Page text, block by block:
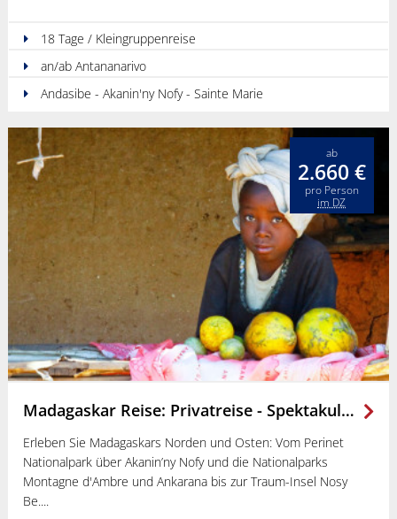
18 Tage / Kleingruppenreise
an/ab Antananarivo
Andasibe - Akanin'ny Nofy - Sainte Marie
Madagaskar Reise: Privatreise - Spektakuläre Nationalparks & Erholung auf Nosy Be
Erleben Sie Madagaskars Norden und Osten: Vom Perinet
Nationalpark über Akanin’ny Nofy und die Nationalparks
Montagne d'Ambre und Ankarana bis zur Traum-Insel Nosy
Be.
ab
2.660 €
pro Person
im DZ